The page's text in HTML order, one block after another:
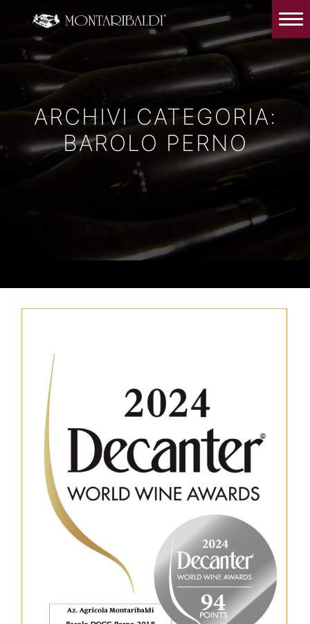
ARCHIVI CATEGORIA:
BAROLO PERNO
IT EN
Home
L’azienda
Degustazioni e Visite in cantina
I Vini
La Critica
News ed Eventi
App prenota la tua una degustazione
Il nostro Instagram